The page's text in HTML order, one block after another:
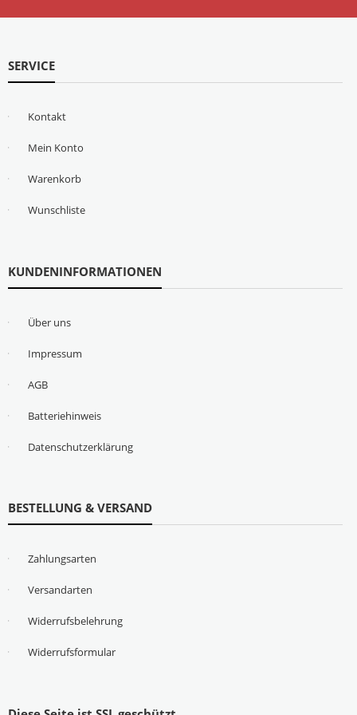
SERVICE
Kontakt
Mein Konto
Warenkorb
Wunschliste
KUNDENINFORMATIONEN
Über uns
Impressum
AGB
Batteriehinweis
Datenschutzerklärung
BESTELLUNG & VERSAND
Zahlungsarten
Versandarten
Widerrufsbelehrung
Widerrufsformular